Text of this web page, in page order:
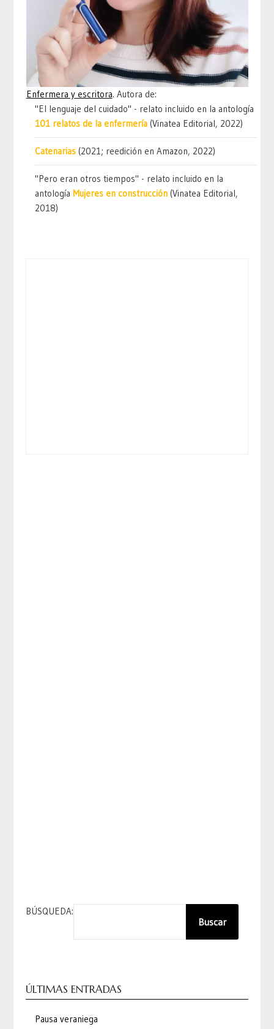
Enfermera y escritora. Autora de:
"El lenguaje del cuidado" - relato incluido en la antología
101 relatos de la enfermería (Vinatea Editorial, 2022)
Catenarias (2021; reedición en Amazon, 2022)
"Pero eran otros tiempos" - relato incluido en la
antología Mujeres en construcción (Vinatea Editorial,
2018)
BÚSQUEDA:
Buscar
ÚLTIMAS ENTRADAS
Pausa veraniega